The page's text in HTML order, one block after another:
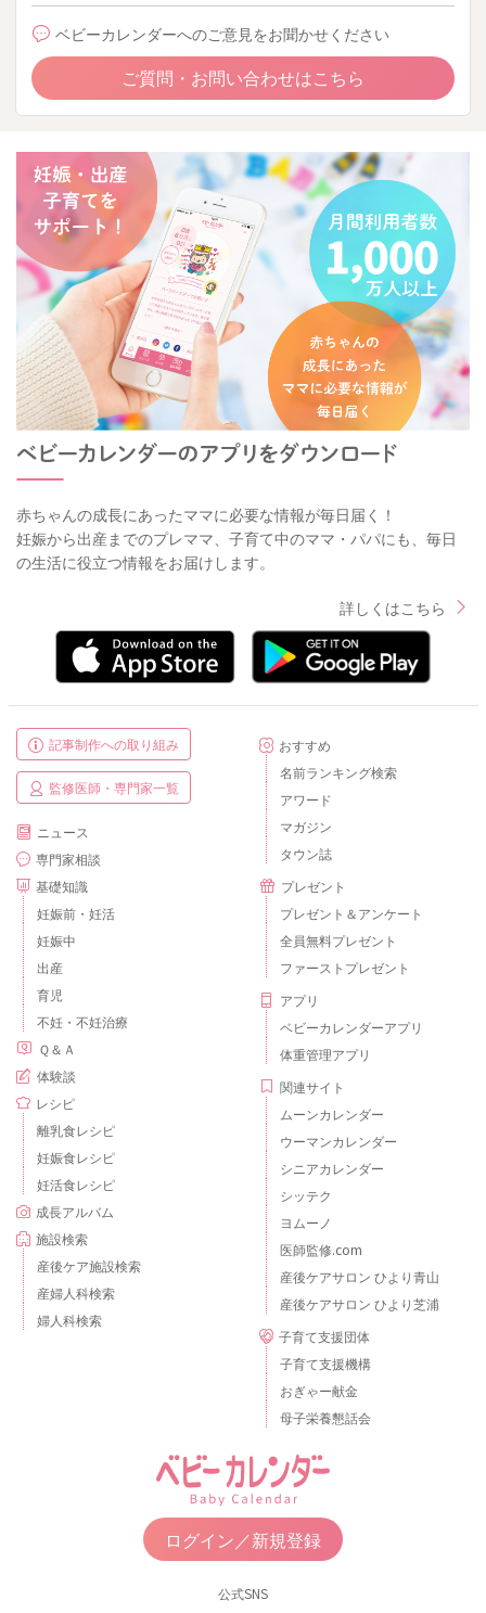
ベビーカレンダーへのご意見をお聞かせください
ご質問・お問い合わせはこちら
赤ちゃんの成長にあったママに必要な情報が毎日届く！
妊娠から出産までのプレママ、子育て中のママ・パパにも、毎日
の生活に役立つ情報をお届けします。
詳しくはこちら
記事制作への取り組み
監修医師・専門家一覧
ニュース
専門家相談
基礎知識
妊娠前・妊活
妊娠中
出産
育児
不妊・不妊治療
Ｑ＆Ａ
体験談
レシピ
離乳食レシピ
妊娠食レシピ
妊活食レシピ
成長アルバム
施設検索
産後ケア施設検索
産婦人科検索
婦人科検索
おすすめ
名前ランキング検索
アワード
マガジン
タウン誌
プレゼント
プレゼント＆アンケート
全員無料プレゼント
ファーストプレゼント
アプリ
ベビーカレンダーアプリ
体重管理アプリ
関連サイト
ムーンカレンダー
ウーマンカレンダー
シニアカレンダー
シッテク
ヨムーノ
医師監修.com
産後ケアサロン ひより青山
産後ケアサロン ひより芝浦
子育て支援団体
子育て支援機構
おぎゃー献金
母子栄養懇話会
ログイン／新規登録
公式SNS